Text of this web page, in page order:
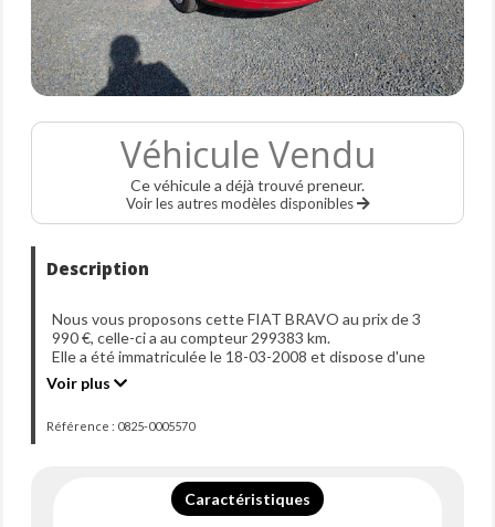
Véhicule Vendu
Ce véhicule a déjà trouvé preneur.
Voir les autres modèles disponibles
Description
Nous vous proposons cette FIAT BRAVO au prix de 3
990 €, celle-ci a au compteur 299383 km.
Elle a été immatriculée le 18-03-2008 et dispose d'une
puissance de 120ch din.
Voir plus
Référence : 0825-0005570
Caractéristiques